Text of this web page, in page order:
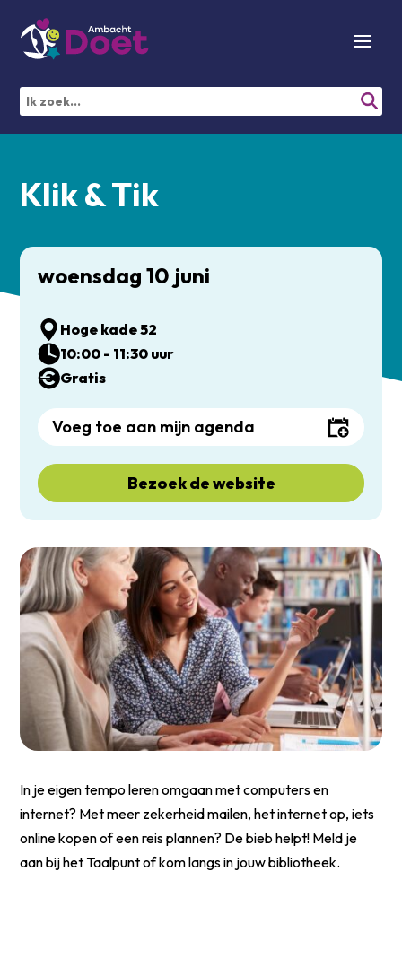
Klik & Tik
In je eigen tempo leren omgaan met computers en
internet? Met meer zekerheid mailen, het internet op, iets
online kopen of een reis plannen? De bieb helpt! Meld je
aan bij het Taalpunt of kom langs in jouw bibliotheek.
woensdag 10 juni
Hoge kade 52
10:00 - 11:30 uur
Gratis
Voeg toe aan mijn agenda
Bezoek de website